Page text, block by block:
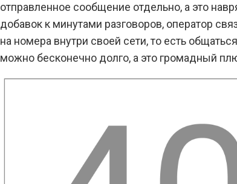
отправленное сообщение отдельно, а это
добавок к минутами разговоров, оператор
на номера внутри своей сети, то есть
можно бесконечно долго, а это громадный